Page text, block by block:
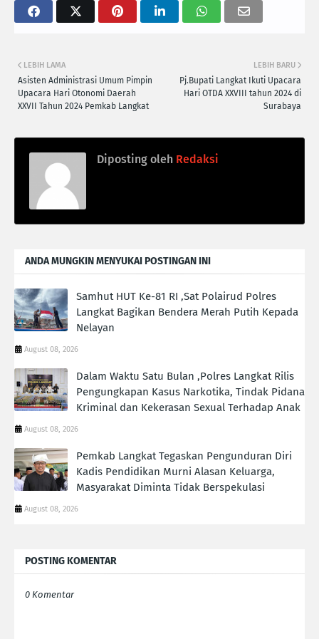
LEBIH BARU
Pj.Bupati Langkat Ikuti Upacara
Hari OTDA XXVIII tahun 2024 di
Surabaya
LEBIH LAMA
Asisten Administrasi Umum Pimpin
Upacara Hari Otonomi Daerah
XXVII Tahun 2024 Pemkab Langkat
Diposting oleh Redaksi
ANDA MUNGKIN MENYUKAI POSTINGAN INI
Samhut HUT Ke-81 RI ,Sat Polairud Polres
Langkat Bagikan Bendera Merah Putih Kepada
Nelayan
August 08, 2026
Dalam Waktu Satu Bulan ,Polres Langkat Rilis
Pengungkapan Kasus Narkotika, Tindak Pidana
Kriminal dan Kekerasan Sexual Terhadap Anak
August 08, 2026
Pemkab Langkat Tegaskan Pengunduran Diri
Kadis Pendidikan Murni Alasan Keluarga,
Masyarakat Diminta Tidak Berspekulasi
August 08, 2026
POSTING KOMENTAR
0 Komentar